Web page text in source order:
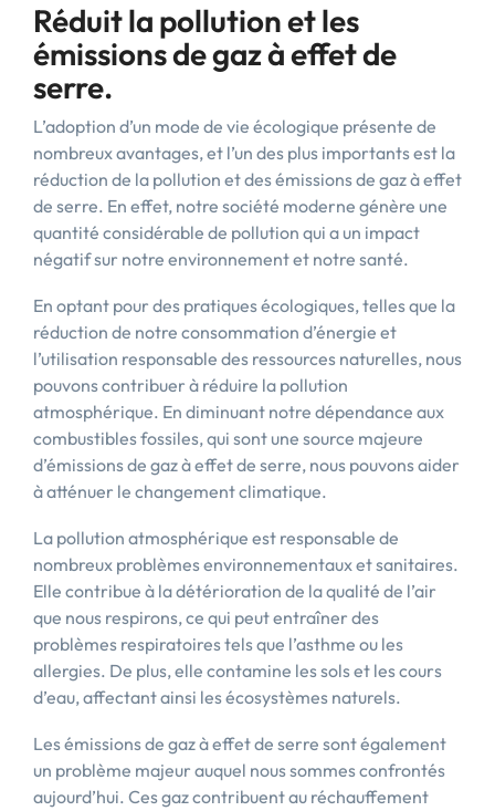
Réduit la pollution et les
émissions de gaz à effet de
serre.
L’adoption d’un mode de vie écologique présente de
nombreux avantages, et l’un des plus importants est la
réduction de la pollution et des émissions de gaz à effet
de serre. En effet, notre société moderne génère une
quantité considérable de pollution qui a un impact
négatif sur notre environnement et notre santé.
En optant pour des pratiques écologiques, telles que la
réduction de notre consommation d’énergie et
l’utilisation responsable des ressources naturelles, nous
pouvons contribuer à réduire la pollution
atmosphérique. En diminuant notre dépendance aux
combustibles fossiles, qui sont une source majeure
d’émissions de gaz à effet de serre, nous pouvons aider
à atténuer le changement climatique.
La pollution atmosphérique est responsable de
nombreux problèmes environnementaux et sanitaires.
Elle contribue à la détérioration de la qualité de l’air
que nous respirons, ce qui peut entraîner des
problèmes respiratoires tels que l’asthme ou les
allergies. De plus, elle contamine les sols et les cours
d’eau, affectant ainsi les écosystèmes naturels.
Les émissions de gaz à effet de serre sont également
un problème majeur auquel nous sommes confrontés
aujourd’hui. Ces gaz contribuent au réchauffement